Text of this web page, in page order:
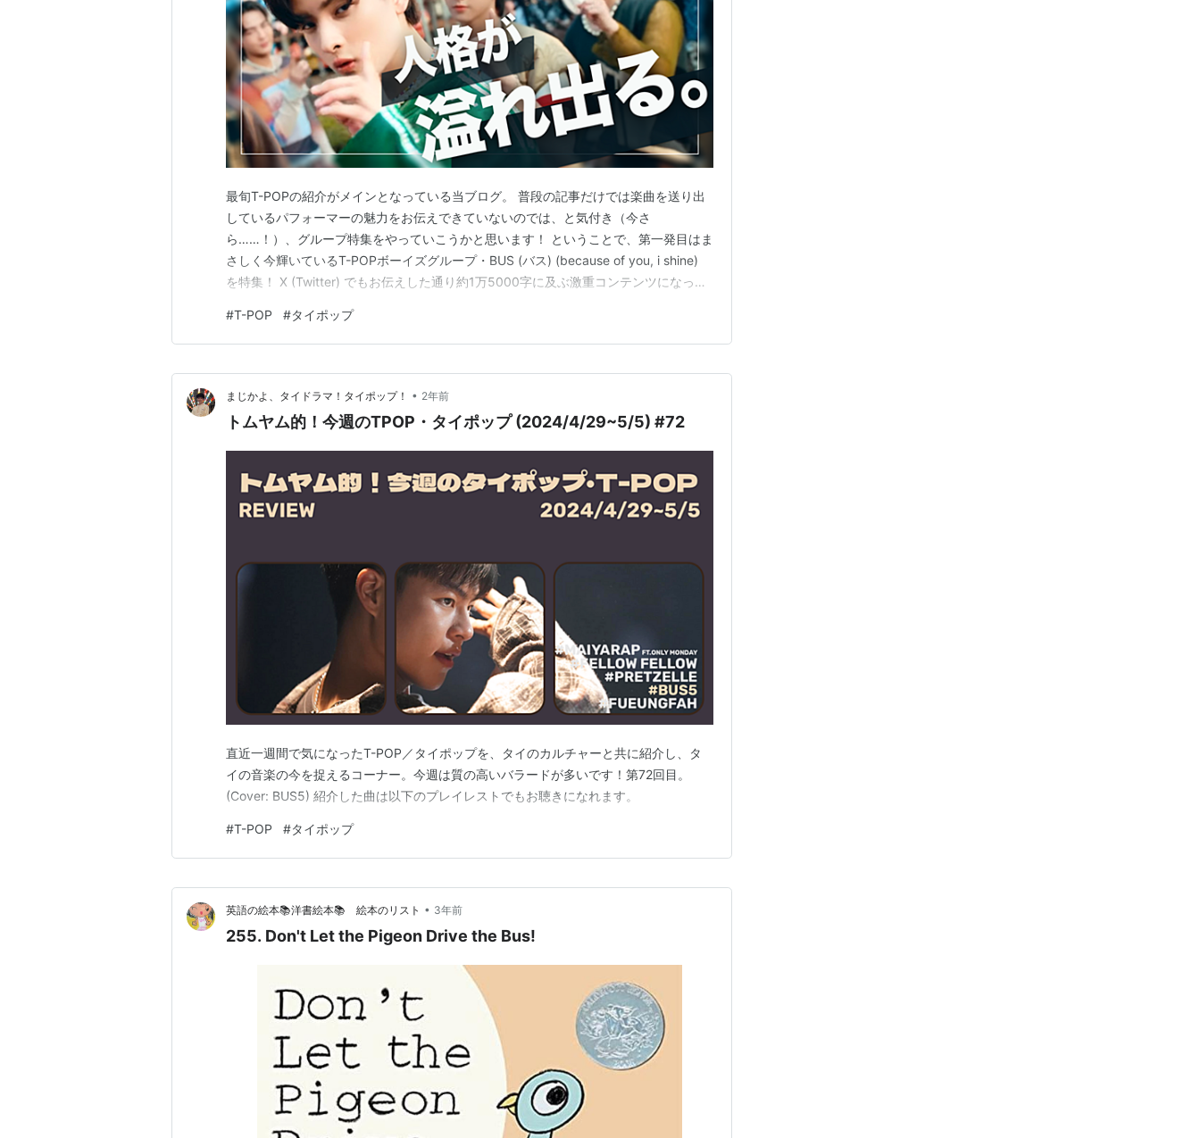
最旬T-POPの紹介がメインとなっている当ブログ。 普段の記事だけでは楽曲を送り出
しているパフォーマーの魅力をお伝えできていないのでは、と気付き（今さ
ら……！）、グループ特集をやっていこうかと思います！ ということで、第一発目はま
さしく今輝いているT-POPボーイズグループ・BUS (バス) (because of you, i shine)
を特集！ X (Twitter) でもお伝えした通り約1万5000字に及ぶ激重コンテンツになって
す｡｡｡ 歌とダンスを心から楽しむ、"本物の" アイドルを見逃すな！
#T-POP #タイポップ
まじかよ、タイドラマ！タイポップ！ • 2年前
トムヤム的！今週のTPOP・タイポップ (2024/4/29~5/5) #72
直近一週間で気になったT-POP／タイポップを、タイのカルチャーと共に紹介し、タ
イの音楽の今を捉えるコーナー。今週は質の高いバラードが多いです！第72回目。
(Cover: BUS5) 紹介した曲は以下のプレイレストでもお聴きになれます。
#T-POP #タイポップ
英語の絵本📚洋書絵本📚 絵本のリスト • 3年前
255. Don't Let the Pigeon Drive the Bus!